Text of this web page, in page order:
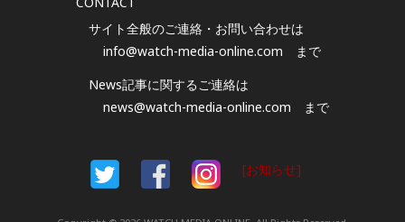
サイト全般のご連絡・お問い合わせは
info@watch-media-online.com まで
News記事に関するご連絡は
news@watch-media-online.com まで
[お知らせ]